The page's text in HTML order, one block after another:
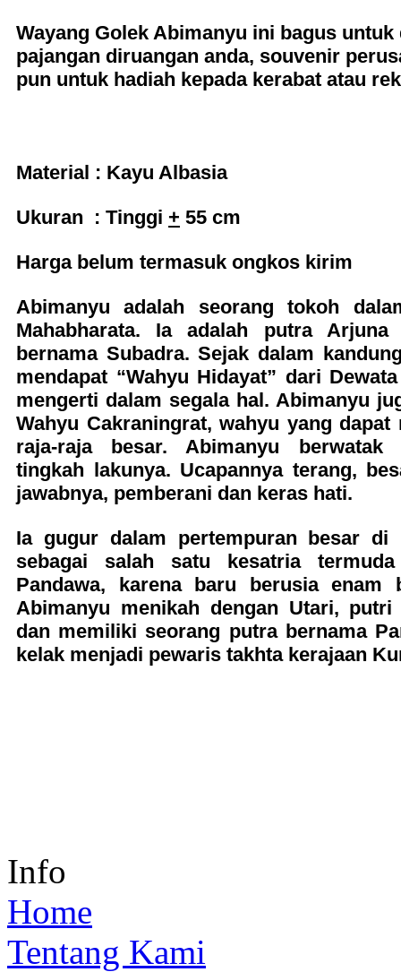
Wayang Golek Abimanyu ini bagus untuk
pajangan diruangan anda, souvenir
pun untuk hadiah kepada kerabat atau
Material : Kayu Albasia
Ukuran : Tinggi + 55 cm
Harga belum termasuk ongkos kirim
Abimanyu adalah seorang tokoh
Mahabharata. Ia adalah putra
bernama Subadra. Sejak dalam
mendapat “Wahyu Hidayat” dari
mengerti dalam segala hal. Abimanyu
Wahyu Cakraningrat, wahyu yang dapat
raja-raja besar. Abimanyu berwatak
tingkah lakunya. Ucapannya terang,
jawabnya, pemberani dan keras hati.
Ia gugur dalam pertempuran besar di
sebagai salah satu kesatria
Pandawa, karena baru berusia enam
Abimanyu menikah dengan Utari, putri
dan memiliki seorang putra bernama
kelak menjadi pewaris takhta kerajaan
Info
Home
Tentang Kami